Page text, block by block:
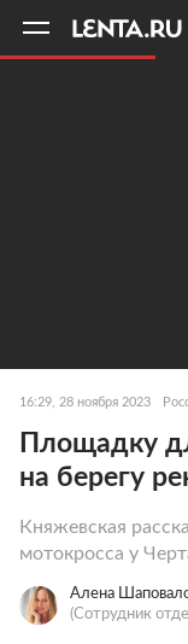
16:29, 28 ноября 2023
Площадку
на берегу
Княжевская
мотокросса у
Алена
(Сотрудник